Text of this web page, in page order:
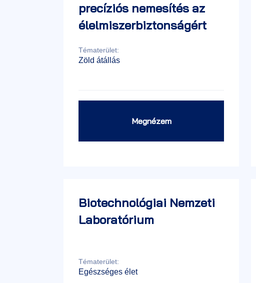
precíziós nemesítés az
élelmiszerbiztonságért
Tématerület:
Zöld átállás
Megnézem
Biotechnológiai Nemzeti
Laboratórium
Tématerület:
Egészséges élet